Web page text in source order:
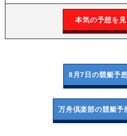
本気の予想を見
8月7日の競艇予
万舟倶楽部の競艇予